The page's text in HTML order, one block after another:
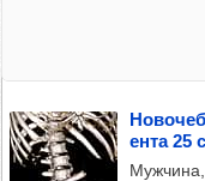
ента 25
Мужчина,